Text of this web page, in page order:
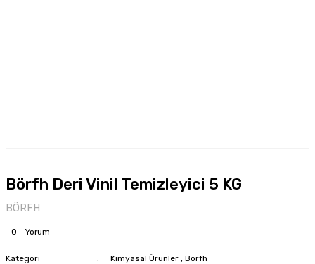
Börfh Deri Vinil Temizleyici 5 KG
BÖRFH
0 - Yorum
Kategori Kimyasal Ürünler , Börfh